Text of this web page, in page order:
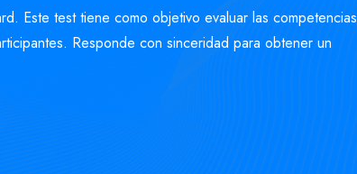
Este test tiene como objetivo evaluar las competencias
Responde con sinceridad para obtener un